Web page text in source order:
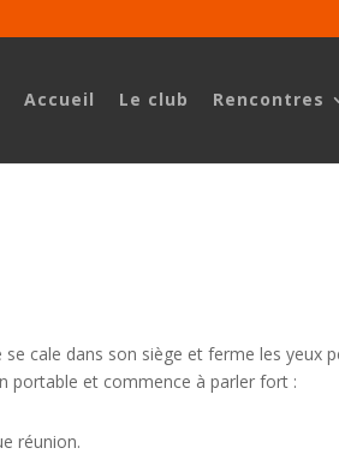
Accueil Le club Rencontres
cale dans son siège et ferme les yeux
portable et commence à parler fort :
réunion.